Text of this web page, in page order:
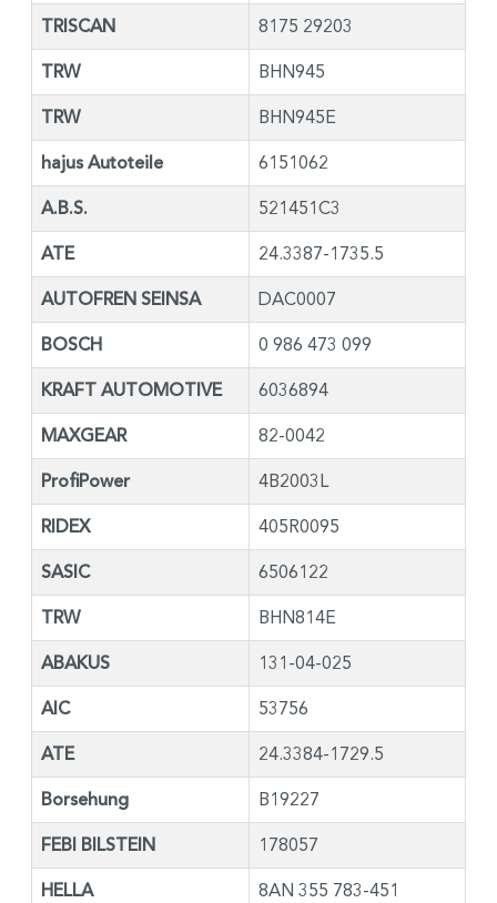
TRISCAN 8175 29203
TRW BHN945
TRW BHN945E
hajus Autoteile 6151062
A.B.S. 521451C3
ATE 24.3387-1735.5
AUTOFREN SEINSA DAC0007
BOSCH 0 986 473 099
KRAFT AUTOMOTIVE 6036894
MAXGEAR 82-0042
ProfiPower 4B2003L
RIDEX 405R0095
SASIC 6506122
TRW BHN814E
ABAKUS 131-04-025
AIC 53756
ATE 24.3384-1729.5
Borsehung B19227
FEBI BILSTEIN 178057
HELLA 8AN 355 783-451